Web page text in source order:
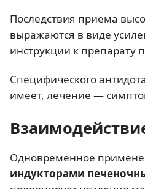
Последствия приема
выражаются в виде
инструкции к препарату
Специфического
имеет, лечение —
Одновременное
индукторами